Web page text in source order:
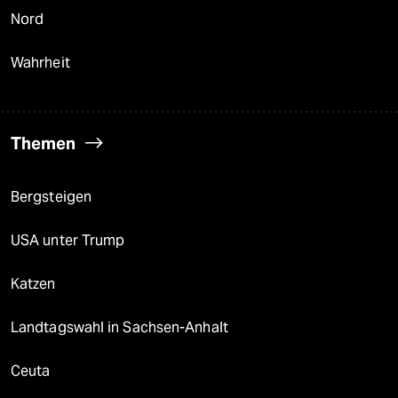
Nord
Wahrheit
Themen
Bergsteigen
USA unter Trump
Katzen
Landtagswahl in Sachsen-Anhalt
Ceuta